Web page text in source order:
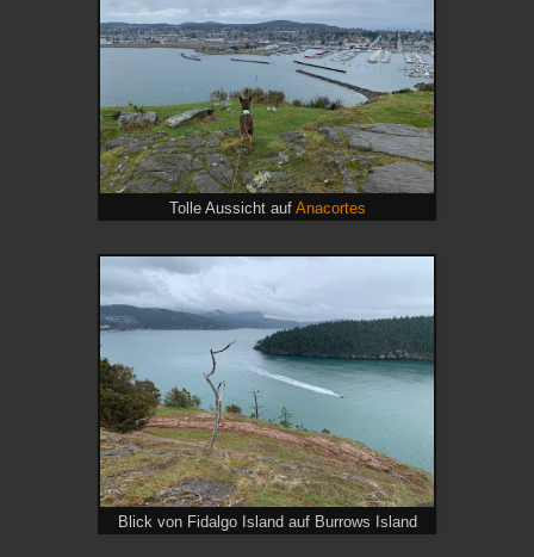
Tolle Aussicht auf Anacortes
Blick von Fidalgo Island auf Burrows Island